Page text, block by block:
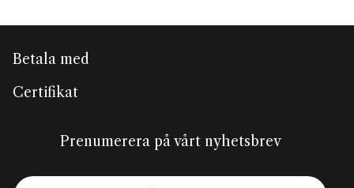
Betala med
Certifikat
Prenumerera på vårt nyhetsbrev